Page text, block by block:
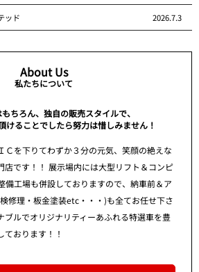
ッド 2026.7.3
About Us
私たちについて
ちろん、独自の販売スタイルで、
けることでしたら努力は惜しみません！
を下りてわずか３分の元気、笑顔の絶えな
店です！！ 展示場内には大型リフト＆コンピ
備工場も併設しておりますので、納車前＆ア
修理・板金塗装etc・・・)も全てお任せ下さ
ブルでオリジナリティーあふれる特選車を豊
ております！！